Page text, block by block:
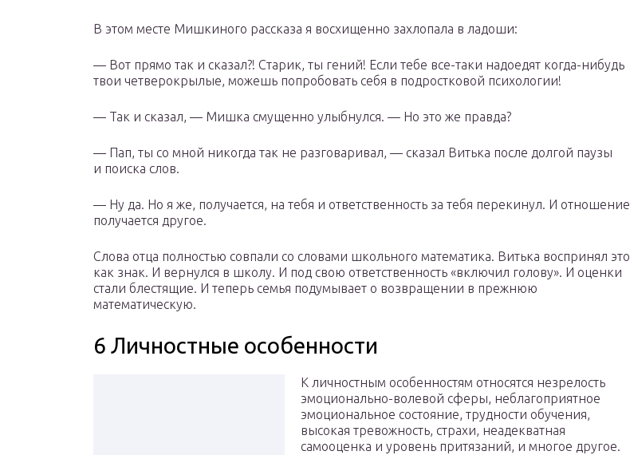
В этом месте Мишкиного рассказа я восхищенно захлопала в ладоши:
— Вот прямо так и сказал?! Старик, ты гений! Если тебе все-таки надоедят когда-нибудь
твои четверокрылые, можешь попробовать себя в подростковой психологии!
— Так и сказал, — Мишка смущенно улыбнулся. — Но это же правда?
— Пап, ты со мной никогда так не разговаривал, — сказал Витька после долгой паузы
и поиска слов.
— Ну да. Но я же, получается, на тебя и ответственность за тебя перекинул. И отношение
получается другое.
Слова отца полностью совпали со словами школьного математика. Витька воспринял это
как знак. И вернулся в школу. И под свою ответственность «включил голову». И оценки
стали блестящие. И теперь семья подумывает о возвращении в прежнюю
математическую.
6 Личностные особенности
К личностным особенностям относятся незрелость
эмоционально-волевой сферы, неблагоприятное
эмоциональное состояние, трудности обучения,
высокая тревожность, страхи, неадекватная
самооценка и уровень притязаний, и многое другое.